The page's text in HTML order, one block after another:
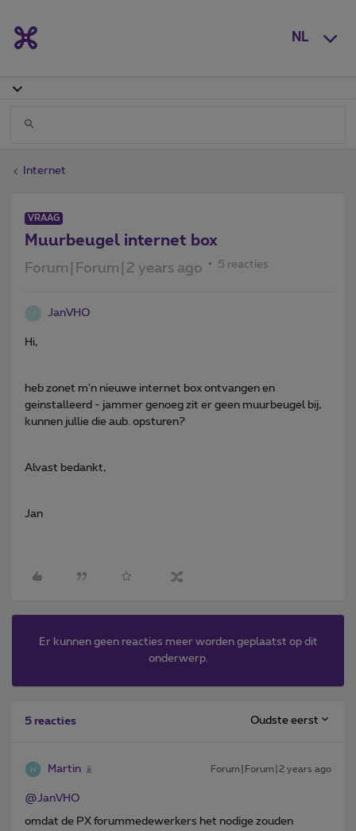
NL
Internet
VRAAG
Muurbeugel internet box
Forum|Forum|2 years ago 5 reacties
J JanVHO
Hi,
heb zonet m'n nieuwe internet box ontvangen en
geinstalleerd - jammer genoeg zit er geen muurbeugel bij,
kunnen jullie die aub. opsturen?
Alvast bedankt,
Jan
Er kunnen geen reacties meer worden geplaatst op dit
onderwerp.
5 reacties Oudste eerst
Martin Forum|Forum|2 years ago
@JanVHO
omdat de PX forummedewerkers het nodige zouden